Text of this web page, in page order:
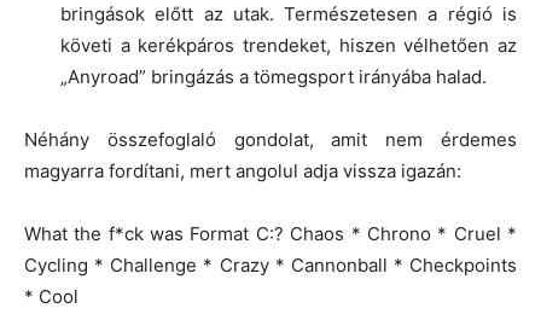
bringások előtt az utak. Természetesen a régió is
követi a kerékpáros trendeket, hiszen vélhetően az
„Anyroad” bringázás a tömegsport irányába halad.
Néhány összefoglaló gondolat, amit nem érdemes
magyarra fordítani, mert angolul adja vissza igazán:
What the f*ck was Format C:? Chaos * Chrono * Cruel *
Cycling * Challenge * Crazy * Cannonball * Checkpoints
* Cool